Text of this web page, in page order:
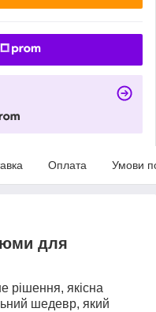
Оплата Умови
для
рішення, якісна
шедевр, який